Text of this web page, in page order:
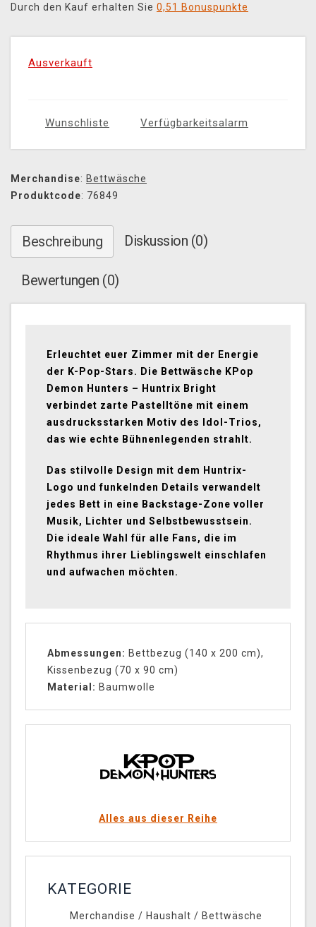
Durch den Kauf erhalten Sie 0,51 Bonuspunkte
Ausverkauft
Wunschliste Verfügbarkeitsalarm
Merchandise: Bettwäsche
Produktcode: 76849
Beschreibung Diskussion (0)
Bewertungen (0)
Erleuchtet euer Zimmer mit der Energie
der K-Pop-Stars. Die Bettwäsche KPop
Demon Hunters – Huntrix Bright
verbindet zarte Pastelltöne mit einem
ausdrucksstarken Motiv des Idol-Trios,
das wie echte Bühnenlegenden strahlt.
Das stilvolle Design mit dem Huntrix-
Logo und funkelnden Details verwandelt
jedes Bett in eine Backstage-Zone voller
Musik, Lichter und Selbstbewusstsein.
Die ideale Wahl für alle Fans, die im
Rhythmus ihrer Lieblingswelt einschlafen
und aufwachen möchten.
Abmessungen: Bettbezug (140 x 200 cm),
Kissenbezug (70 x 90 cm)
Material : Baumwolle
Alles aus dieser Reihe
KATEGORIE
Merchandise / Haushalt / Bettwäsche